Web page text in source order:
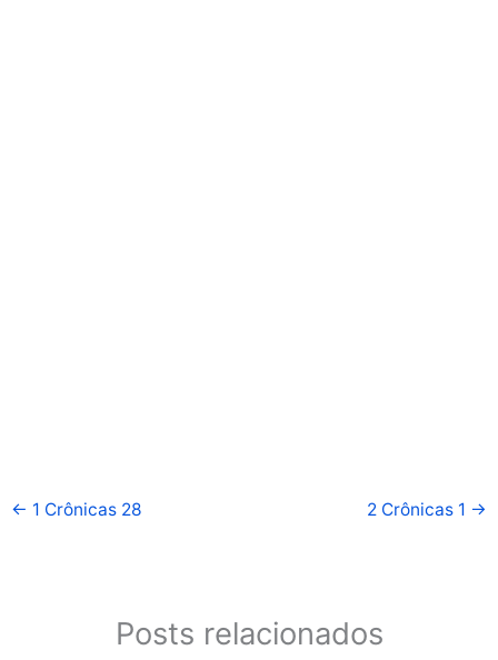
← 1 Crônicas 28 2 Crônicas 1 →
Posts relacionados